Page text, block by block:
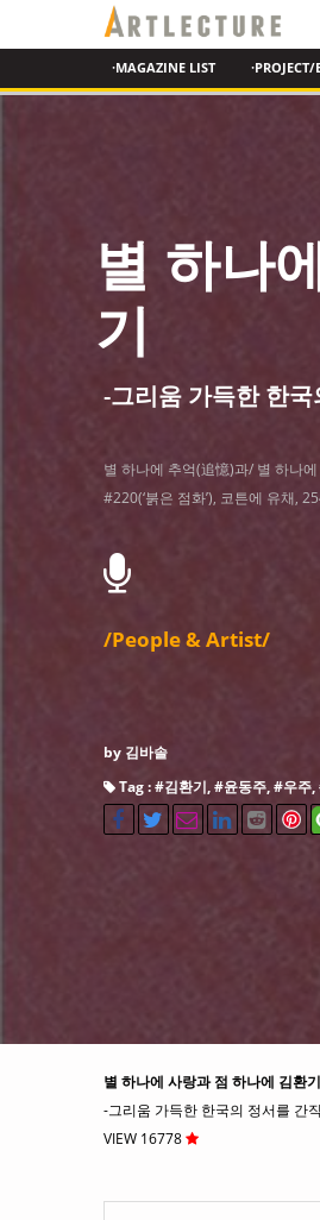
·MAGAZINE LIST ·PROJECT/
별 하나
기
-그리움 가득한 한
별 하나에 추억(追憶)과/ 별 하나
#220(‘붉은 점화’), 코튼에 유채,
/People & Artist/
by 김바솔
Tag : #김환기, #윤동주, #우주,
별 하나에 사랑과 점 하나에 김환기
-그리움 가득한 한국의 정서를 간
VIEW 16778